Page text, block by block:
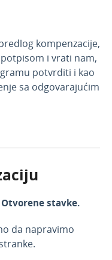
stavkama
stotine
stavkama
mail-a
kompenzacije,
i vrati nam,
potvrditi i kao
sa odgovarajućim
Otvorene stavke.
da napravimo